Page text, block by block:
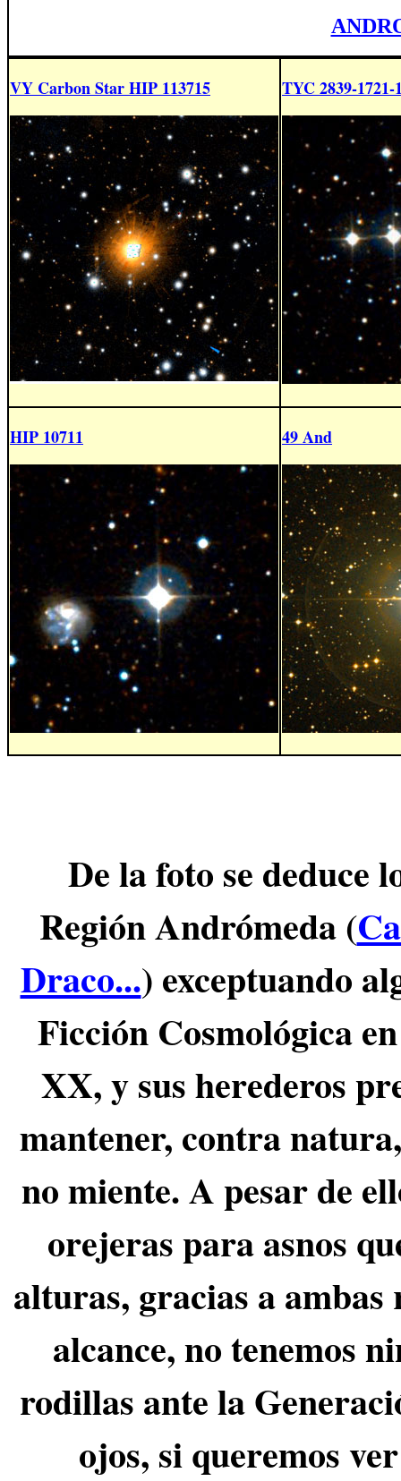
VY Carbon Star HIP 113715 TYC 2839-1721-
HIP 10711 49 And
De la foto se deduce
Región Andrómeda (
Draco...) exceptuando
Ficción Cosmológica
XX, y sus herederos
mantener, contra
no miente. A pesar de
orejeras para asnos
alturas, gracias a
alcance, no tenemos
rodillas ante la
ojos, si queremos